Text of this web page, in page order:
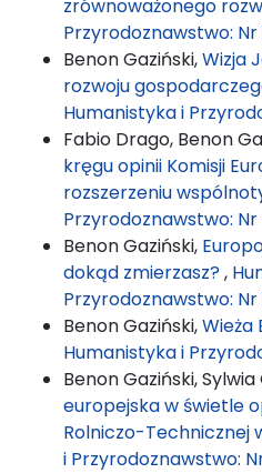
zrównoważonego
Przyrodoznawstwo: Nr
Benon Gaziński,Wizja
rozwoju
Humanistyka i
Fabio Drago, Benon
kręgu opinii Komisji
rozszerzeniu
Przyrodoznawstwo: Nr
Benon Gaziński,
dokąd zmierzasz?,
Przyrodoznawstwo: Nr
Benon Gaziński,Wieża
Humanistyka i
Benon Gaziński,
europejska w świetle
Rolniczo-Technicznej
i Przyrodoznawstwo: